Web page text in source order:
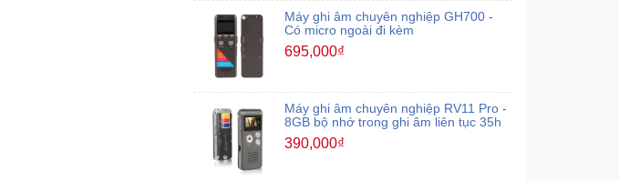
Máy ghi âm chuyên nghiệp GH700 -
Có micro ngoài đi kèm
695,000₫
Máy ghi âm chuyên nghiệp RV11 Pro -
8GB bộ nhớ trong ghi âm liên tục 35h
390,000₫